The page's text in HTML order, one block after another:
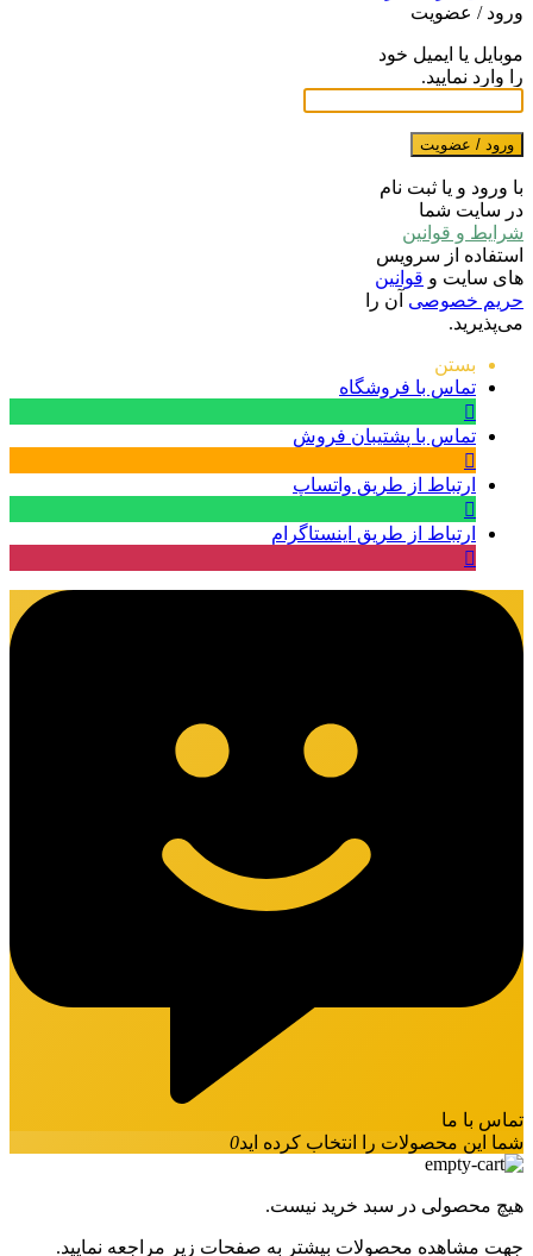
ورود / عضویت
موبایل یا ایمیل خود
را وارد نمایید.
ورود / عضویت
با ورود و یا ثبت نام
در سایت شما
شرایط و قوانین
استفاده از سرویس
های سایت و قوانین
حریم خصوصی آن را
می‌پذیرید.
بستن
تماس با فروشگاه
تماس با پشتیبان فروش
ارتباط از طریق واتساپ
ارتباط از طریق اینستاگرام
تماس با ما
شما این محصولات را انتخاب کرده اید0
هیچ محصولی در سبد خرید نیست.
جهت مشاهده محصولات بیشتر به صفحات زیر مراجعه نمایید.